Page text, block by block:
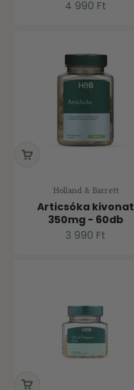
Ár
4 990 Ft
Holland & Barrett
Articsóka kivonat
350mg - 60db
Ár
3 990 Ft